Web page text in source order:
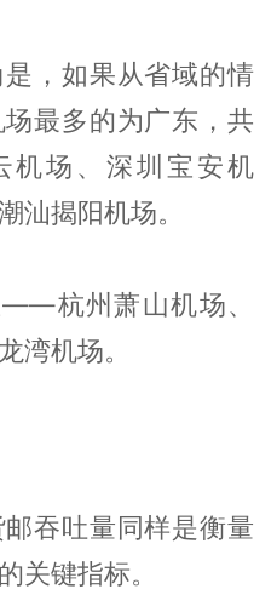
，如果从省域的情
最多的为广东，共
场、深圳宝安机
汕揭阳机场。
杭州萧山机场、
湾机场。
吞吐量同样是衡量
关键指标。